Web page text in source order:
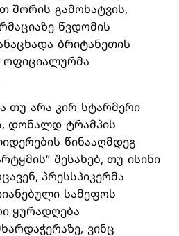
შორის გამოხატვის,
წვდომის
ბრიტანეთის
ოფიციალურმა
თუ არა კირ სტარმერი
დონალდ ტრამპის
წინააღმდეგ
შესახებ, თუ ისინი
პრესსპიკერმა
სამეფოს
ყურადღება
ვინც